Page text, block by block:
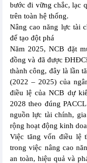
bước đi vững chắc, lạc
trên toàn hệ thống.
Nâng cao năng lực tài
để tạo đột phá
Năm 2025, NCB đặt
đồng và đã được
thành công, đây là lần
(2022 – 2025) của
điều lệ của NCB dự
2028 theo đúng
nguồn lực tài chính,
rộng hoạt động kinh
Việc tăng vốn điều lệ
trong việc nâng cao
an toàn, hiệu quả và